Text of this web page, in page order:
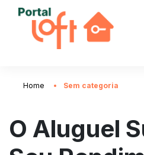
Home Sem categoria
O Aluguel